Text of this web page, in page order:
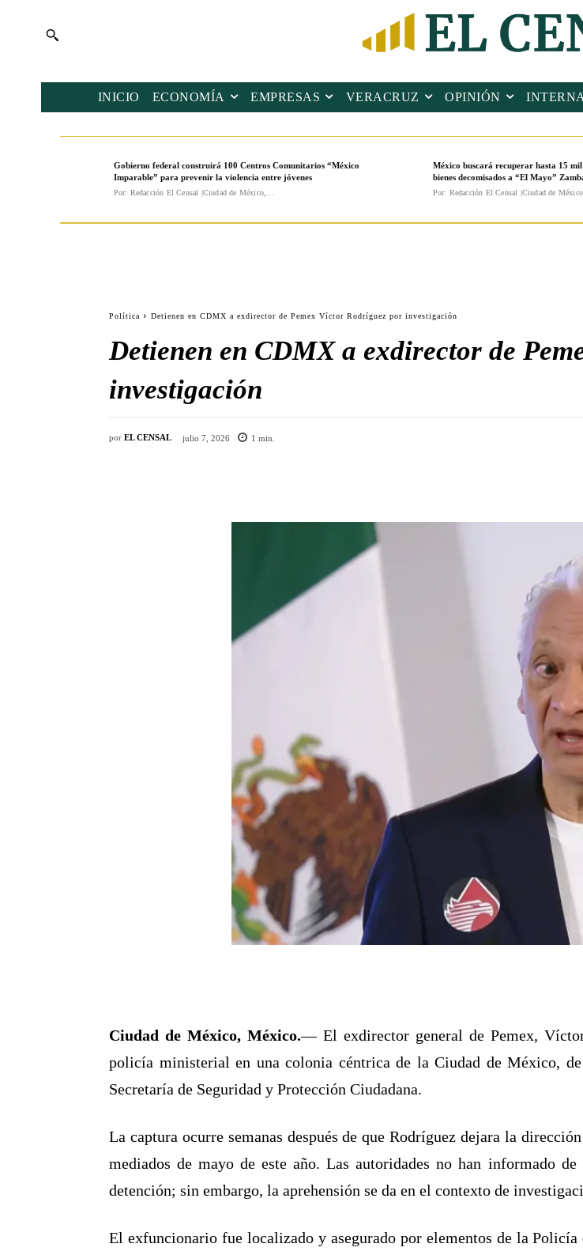
INICIO ECONOMÍA EMPRESAS VERACRUZ OPINIÓN
Gobierno federal construirá 100 Centros Comunitarios “México
Imparable” para prevenir la violencia entre jóvenes
Por: Redacción El Censal |Ciudad de México,...
México buscará recuperar hasta 15 mil
bienes decomisados a “El Mayo”
Por: Redacción El Censal |Ciudad de
Política Detienen en CDMX a exdirector de Pemex Víctor Rodríguez por investigación
Detienen en CDMX a exdirector de
investigación
por EL CENSAL julio 7, 2026 1 min.
Ciudad de México, México.— El exdirector general de Pemex,
policía ministerial en una colonia céntrica de la Ciudad de México,
Secretaría de Seguridad y Protección Ciudadana.
La captura ocurre semanas después de que Rodríguez dejara la
mediados de mayo de este año. Las autoridades no han informado
detención; sin embargo, la aprehensión se da en el contexto de
El exfuncionario fue localizado y asegurado por elementos de la